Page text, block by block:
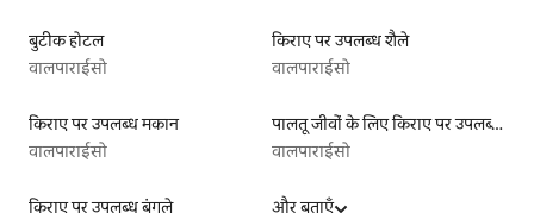
बुटीक होटल
वालपाराईसो
किराए पर उपलब्ध शैले
वालपाराईसो
किराए पर उपलब्ध मकान
वालपाराईसो
पालतू जीवों के लिए किराए पर उपलब्ध लिस्टिंग
वालपाराईसो
किराए पर उपलब्ध बंगले
और बताएँ